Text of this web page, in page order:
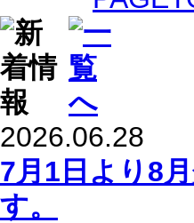
2026.06.28
7月1日より8
す。